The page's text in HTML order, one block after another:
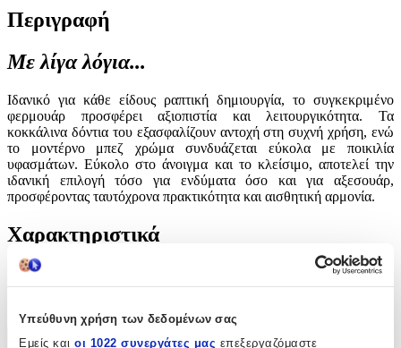
Υπεύθυνη χρήση των δεδομένων σας
Εμείς και οι 1022 συνεργάτες μας επεξεργαζόμαστε
Περιγραφή
Με λίγα λόγια...
Ιδανικό για κάθε είδους ραπτική δημιουργία, το συγκεκριμένο
φερμουάρ προσφέρει αξιοπιστία και λειτουργικότητα. Τα
κοκκάλινα δόντια του εξασφαλίζουν αντοχή στη συχνή χρήση, ενώ
το μοντέρνο μπεζ χρώμα συνδυάζεται εύκολα με ποικιλία
υφασμάτων. Εύκολο στο άνοιγμα και το κλείσιμο, αποτελεί την
ιδανική επιλογή τόσο για ενδύματα όσο και για αξεσουάρ,
προσφέροντας ταυτόχρονα πρακτικότητα και αισθητική αρμονία.
Χαρακτηριστικά
Είδος: